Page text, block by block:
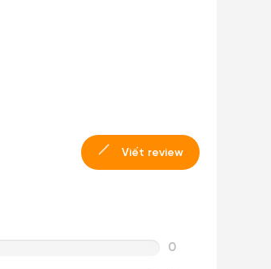
Viết review
0